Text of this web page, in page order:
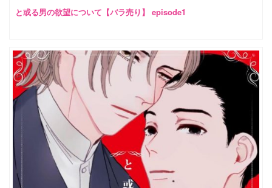
と或る男の欲望について【バラ売り】 episode1